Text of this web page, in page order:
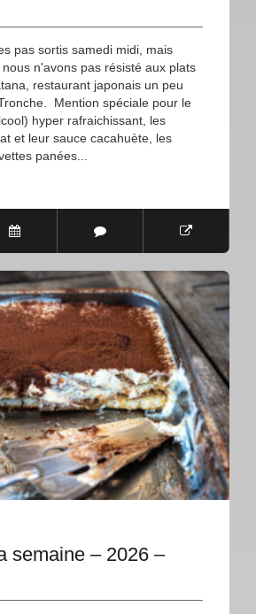
pas sortis samedi midi, mais
n'avons pas résisté aux plats
restaurant japonais un peu
Mention spéciale pour le
hyper rafraichissant, les
et leur sauce cacahuète, les
panées...
semaine – 2026 –